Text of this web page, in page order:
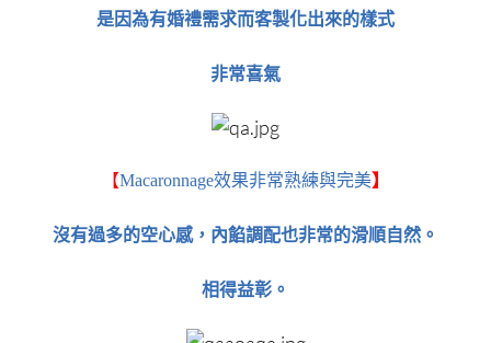
是因為有婚禮需求而客製化出來的樣式
非常喜氣
【Macaronnage效果非常熟練與完美】
沒有過多的空心感，內餡調配也非常的滑順自然。
相得益彰。